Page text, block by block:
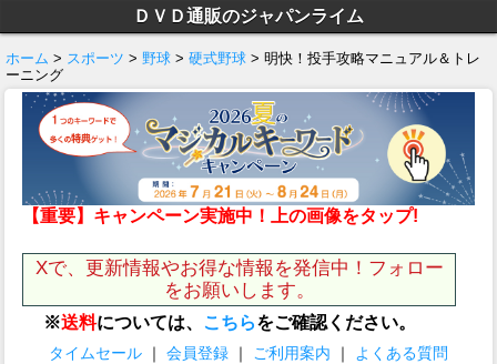
ＤＶＤ通販のジャパンライム
ホーム > スポーツ > 野球 > 硬式野球 > 明快！投手攻略マニュアル＆トレ
ーニング
【重要】キャンペーン実施中！上の画像をタップ!
Xで、更新情報やお得な情報を発信中！フォロー
をお願いします。
※送料については、 こちらをご確認ください。
タイムセール ｜ 会員登録 ｜ ご利用案内 ｜ よくある質問